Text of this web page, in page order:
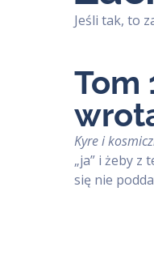
Jeśli tak, to
Tom
Kyre i
„ja” i żeby z
się nie